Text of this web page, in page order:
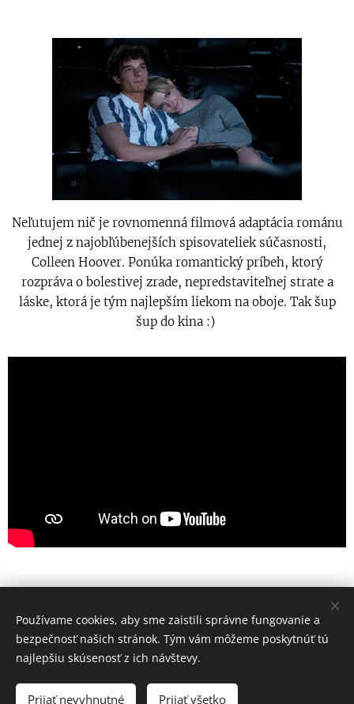
Neľutujem nič je rovnomenná filmová adaptácia románu
jednej z najobľúbenejších spisovateliek súčasnosti,
Colleen Hoover. Ponúka romantický príbeh, ktorý
rozpráva o bolestivej zrade, nepredstaviteľnej strate a
láske, ktorá je tým najlepším liekom na oboje. Tak šup
šup do kina :)
Share
Používame cookies, aby sme zaistili správne fungovanie a
bezpečnosť našich stránok. Tým vám môžeme poskytnúť tú
najlepšiu skúsenosť z ich návštevy.
Prijať nevyhnutné Prijať všetko